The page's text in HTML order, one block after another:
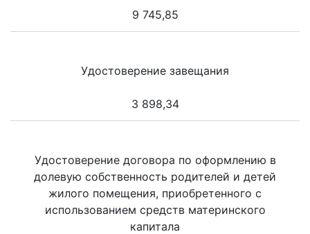
9 745,85
Удостоверение завещания
3 898,34
Удостоверение договора по оформлению в
долевую собственность родителей и детей
жилого помещения, приобретенного с
использованием средств материнского
капитала